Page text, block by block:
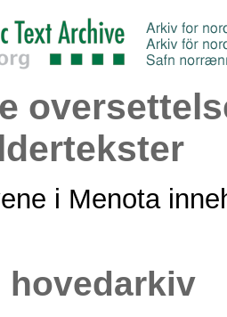
i Menota
hovedarkiv